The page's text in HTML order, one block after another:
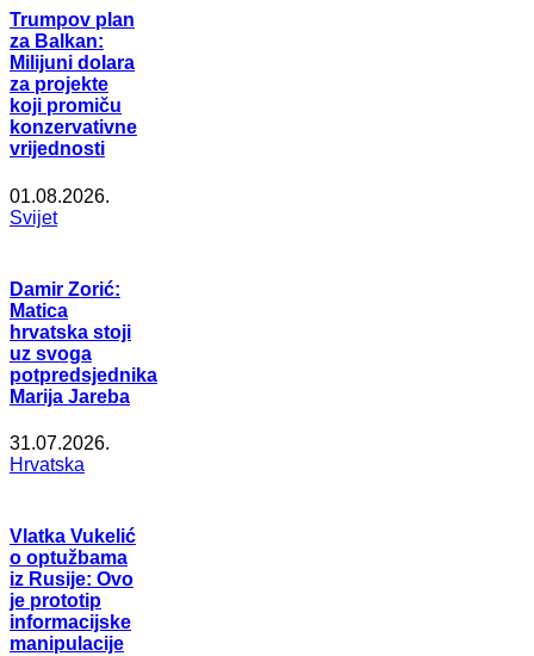
Trumpov plan
za Balkan:
Milijuni dolara
za projekte
koji promiču
konzervativne
vrijednosti
01.08.2026.
Svijet
Damir Zorić:
Matica
hrvatska stoji
uz svoga
potpredsjednika
Marija Jareba
31.07.2026.
Hrvatska
Vlatka Vukelić
o optužbama
iz Rusije: Ovo
je prototip
informacijske
manipulacije